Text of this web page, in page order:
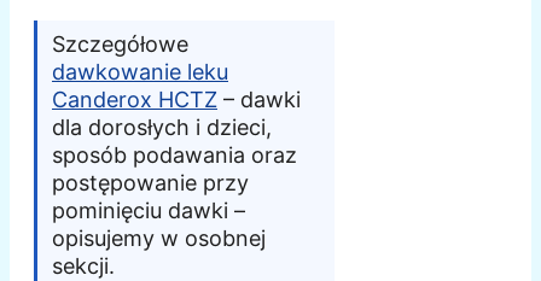
Szczegółowe
dawkowanie leku
Canderox HCTZ – dawki
dla dorosłych i dzieci,
sposób podawania oraz
postępowanie przy
pominięciu dawki –
opisujemy w osobnej
sekcji.